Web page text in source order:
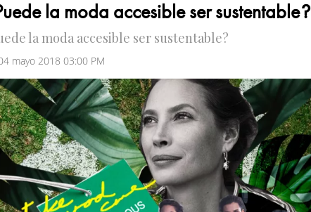
la moda accesible ser sustentable?
la moda accesible ser sustentable?
mayo 2018 03:00 PM